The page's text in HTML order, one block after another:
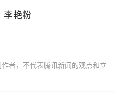
李艳粉
者，不代表腾讯新闻的观点和立